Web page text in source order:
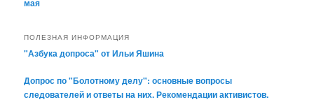
ПОЛЕЗНАЯ ИНФОРМАЦИЯ
"Азбука допроса" от Ильи Яшина
Допрос по "Болотному делу": основные вопросы
следователей и ответы на них. Рекомендации активистов.